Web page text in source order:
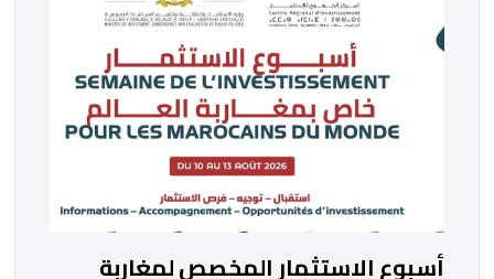
التصدير، من مواءمة الإجراءات الصحية، والصحية النباتية
المطبقة على […]
أسبوع الاستثمار المخصص لمغاربة